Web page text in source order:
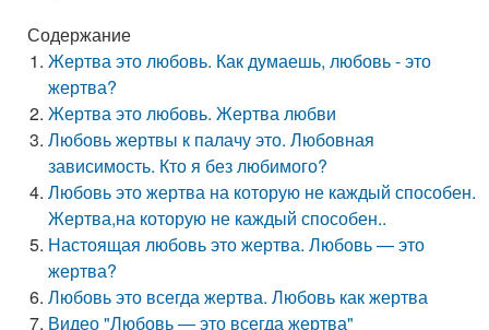
Содержание
Жертва это любовь. Как думаешь, любовь - это
жертва?
Жертва это любовь. Жертва любви
Любовь жертвы к палачу это. Любовная
зависимость. Кто я без любимого?
Любовь это жертва на которую не каждый способен.
Жертва,на которую не каждый способен..
Настоящая любовь это жертва. Любовь — это
жертва?
Любовь это всегда жертва. Любовь как жертва
Видео "Любовь ― это всегда жертва"